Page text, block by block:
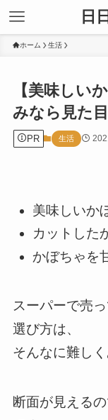
日
ホーム 生活
【美味しい
みなら見た
PR 生活
美味しいか
カットした
かぼちゃを
スーパーで売
選び方は、
そんなに難しく
断面が見える